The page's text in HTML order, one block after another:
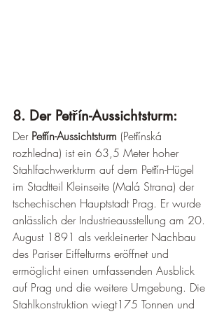
8. Der Petřín-Aussichtsturm:
Der Petřín-Aussichtsturm (Petřínská
rozhledna) ist ein 63,5 Meter hoher
Stahlfachwerkturm auf dem Petřín-Hügel
im Stadtteil Kleinseite (Malá Strana) der
tschechischen Hauptstadt Prag. Er wurde
anlässlich der Industrieausstellung am 20.
August 1891 als verkleinerter Nachbau
des Pariser Eiffelturms eröffnet und
ermöglicht einen umfassenden Ausblick
auf Prag und die weitere Umgebung. Die
Stahlkonstruktion wiegt175 Tonnen und